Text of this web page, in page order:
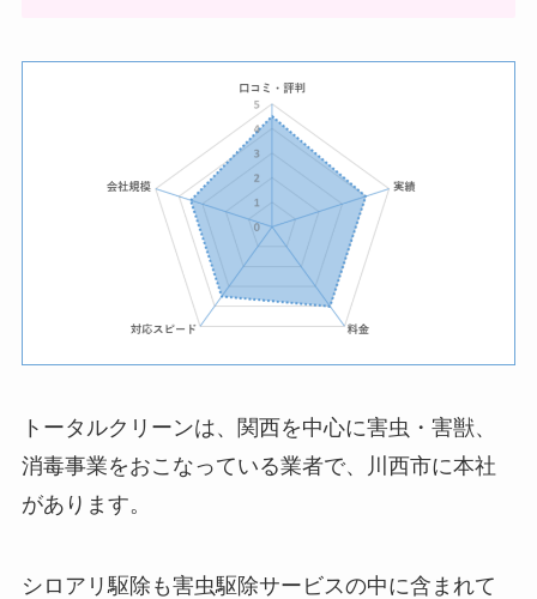
トータルクリーンは、関西を中心に害虫・害獣、
消毒事業をおこなっている業者で、川西市に本社
があります。
シロアリ駆除も害虫駆除サービスの中に含まれて